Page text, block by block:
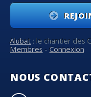
Alubat : le chantier des
Membres - Connexion
NOUS